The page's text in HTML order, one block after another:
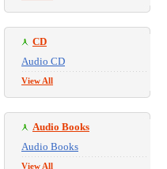
CD
Audio CD
View All
Audio Books
Audio Books
View All